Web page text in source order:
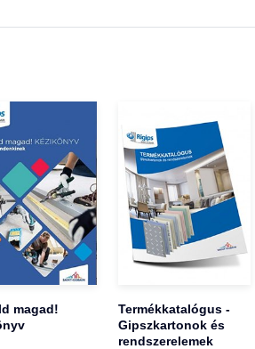
magad!
Termékkatalógus -
Gipszkartonok és
rendszerelemek